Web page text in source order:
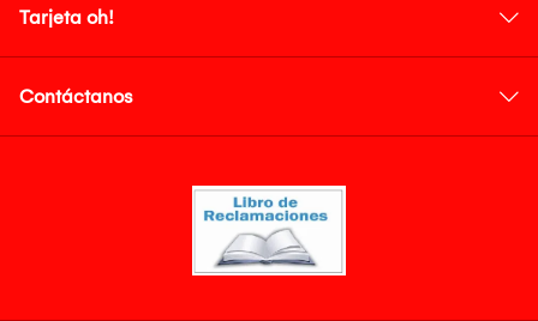
Tarjeta oh!
Contáctanos